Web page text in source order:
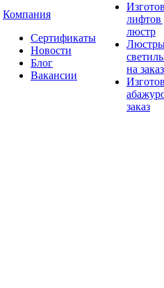
Компания
Сертификаты
Новости
Блог
Вакансии
лифтов
люстр
на заказ
заказ